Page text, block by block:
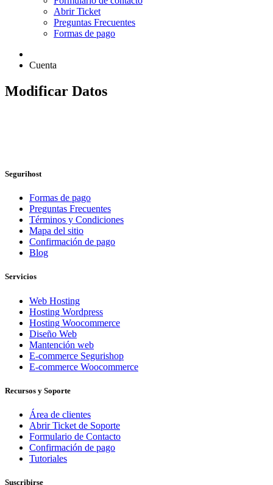
Abrir Ticket
Preguntas Frecuentes
Formas de pago
Cuenta
Modificar Datos
Segurihost
Formas de pago
Preguntas Frecuentes
Términos y Condiciones
Mapa del sitio
Confirmación de pago
Blog
Servicios
Web Hosting
Hosting Wordpress
Hosting Woocommerce
Diseño Web
Mantención web
E-commerce Segurishop
E-commerce Woocommerce
Recursos y Soporte
Área de clientes
Abrir Ticket de Soporte
Formulario de Contacto
Confirmación de pago
Tutoriales
Suscribirse